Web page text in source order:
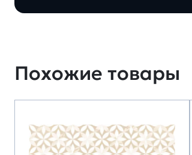
Похожие товары